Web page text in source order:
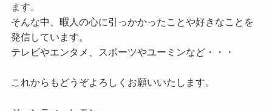
ます。
そんな中、暇人の心に引っかかったことや好きなことを
発信しています。
テレビやエンタメ、スポーツやユーミンなど・・・
これからもどうぞよろしくお願いいたします。